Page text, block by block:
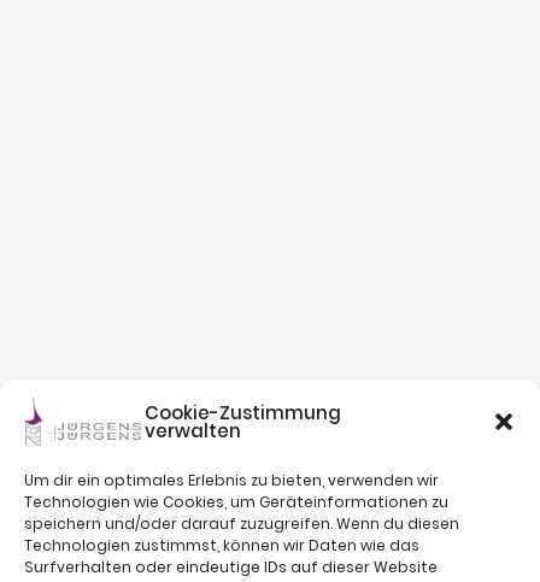
Cookie-Zustimmung
verwalten
Um dir ein optimales Erlebnis zu bieten, verwenden wir
Technologien wie Cookies, um Geräteinformationen zu
speichern und/oder darauf zuzugreifen. Wenn du diesen
Technologien zustimmst, können wir Daten wie das
Surfverhalten oder eindeutige IDs auf dieser Website